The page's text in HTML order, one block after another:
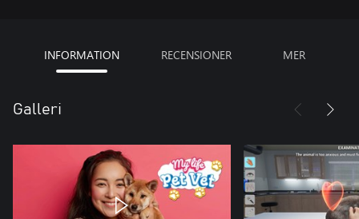
INFORMATION RECENSIONER MER
Galleri